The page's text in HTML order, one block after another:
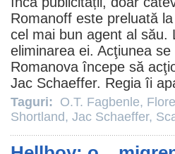
Romanoff este preluată
cel mai bun agent al său.
eliminarea ei. Acţiunea
Romanova începe să
Jac Schaeffer. Regia îi
Taguri: O.T. Fagbenle,
Shortland, Jac Schaeffer,